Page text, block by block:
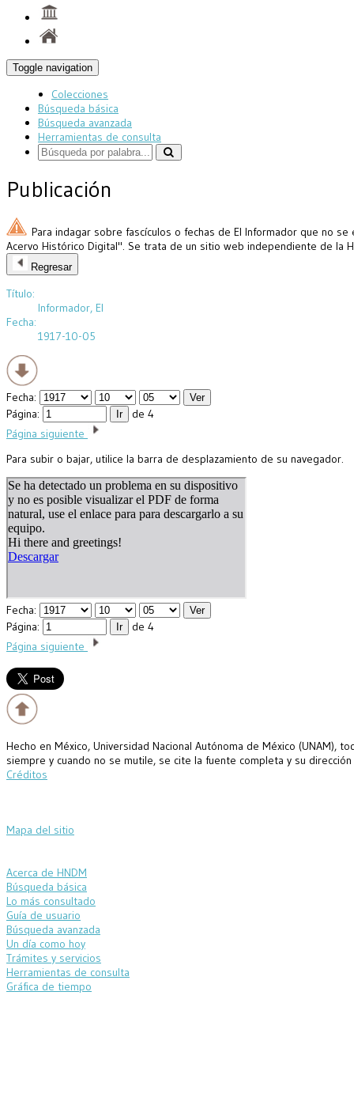
Toggle navigation
Colecciones
Búsqueda básica
Búsqueda avanzada
Herramientas de consulta
Publicación
Para indagar sobre fascículos o fechas de El Informador que no
Acervo Histórico Digital". Se trata de un sitio web independiente de la
Regresar
Título:
Informador, El
Fecha:
1917-10-05
Fecha:
Página:
de 4
Página siguiente
Para subir o bajar, utilice la barra de desplazamiento de su navegador.
Fecha:
Página:
de 4
Página siguiente
Hecho en México, Universidad Nacional Autónoma de México
siempre y cuando no se mutile, se cite la fuente completa y su
Créditos
Mapa del sitio
Acerca de HNDM
Búsqueda básica
Lo más consultado
Guía de usuario
Búsqueda avanzada
Un día como hoy
Trámites y servicios
Herramientas de consulta
Gráfica de tiempo